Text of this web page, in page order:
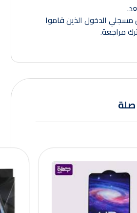
مسجلي الدخول الذين قاموا
مراجعة.
صلة